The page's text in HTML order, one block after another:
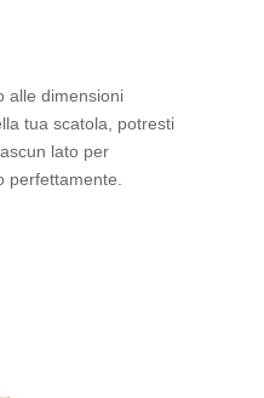
alle dimensioni
tua scatola, potresti
lato per
perfettamente.